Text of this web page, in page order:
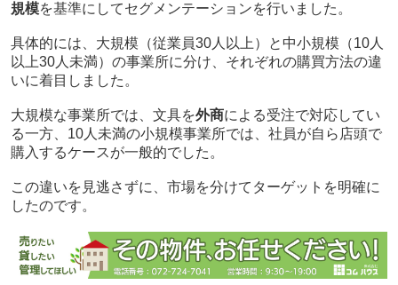
規模を基準にしてセグメンテーションを行いました。
具体的には、大規模（従業員30人以上）と中小規模（10人
以上30人未満）の事業所に分け、それぞれの購買方法の違
いに着目しました。
大規模な事業所では、文具を外商による受注で対応してい
る一方、10人未満の小規模事業所では、社員が自ら店頭で
購入するケースが一般的でした。
この違いを見逃さずに、市場を分けてターゲットを明確に
したのです。